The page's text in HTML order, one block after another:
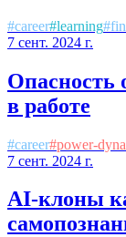
#career#learning#
7 сент. 2024 г.
Опасность
в работе
#career#power-
7 сент. 2024 г.
AI-клоны